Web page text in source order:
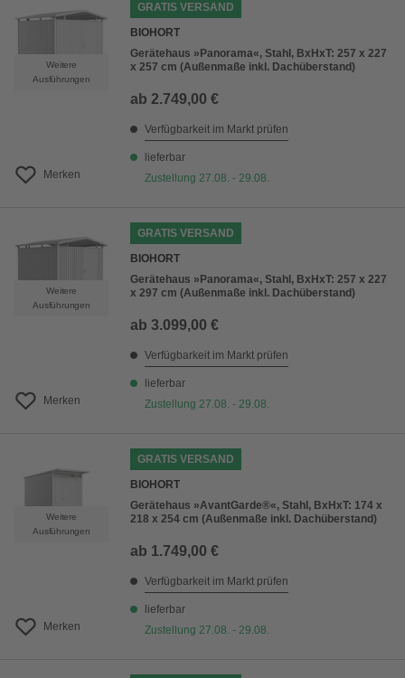
Weitere
Ausführungen
Merken
GRATIS VERSAND
BIOHORT
Gerätehaus »Panorama«, Stahl, BxHxT: 257 x 227
x 257 cm (Außenmaße inkl. Dachüberstand)
ab 2.749,00 €
Verfügbarkeit im Markt prüfen
lieferbar
Zustellung 27.08. - 29.08.
Weitere
Ausführungen
Merken
GRATIS VERSAND
BIOHORT
Gerätehaus »Panorama«, Stahl, BxHxT: 257 x 227
x 297 cm (Außenmaße inkl. Dachüberstand)
ab 3.099,00 €
Verfügbarkeit im Markt prüfen
lieferbar
Zustellung 27.08. - 29.08.
Weitere
Ausführungen
Merken
GRATIS VERSAND
BIOHORT
Gerätehaus »AvantGarde®«, Stahl, BxHxT: 174 x
218 x 254 cm (Außenmaße inkl. Dachüberstand)
ab 1.749,00 €
Verfügbarkeit im Markt prüfen
lieferbar
Zustellung 27.08. - 29.08.